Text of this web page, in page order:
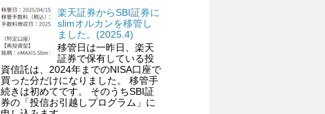
楽天証券からSBI証券に
slimオルカンを移管し
ました。(2025.4)
移管日は一昨日、楽天
証券で保有している投
資信託は、2024年までのNISA口座で
買った分だけになりました。 移管手
続きは初めてです。 そのうちSBI証
券の「投信お引越しプログラム」に